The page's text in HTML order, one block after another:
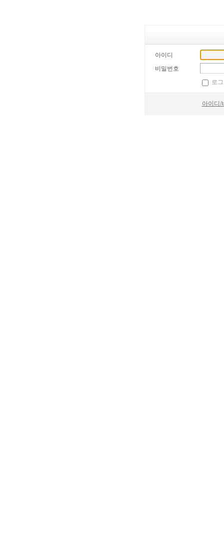
아이디
비밀번호
로
아이디/